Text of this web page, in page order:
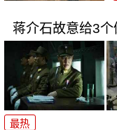
蒋介石故意给3
最热